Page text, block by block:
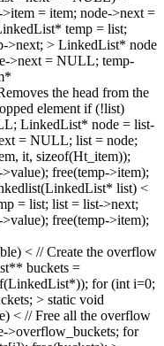
= item; node->next =
temp = list;
>next; > LinkedList* node
>next = NULL; temp-
the head from the
element if (!list)
LinkedList* node = list-
= NULL; list = node;
it, sizeof(Ht_item));
free(temp->item);
list) <
= list; list = list->next;
free(temp->item);
< // Create the overflow
buckets =
for (int i=0;
> static void
< // Free all the overflow
>overflow_buckets; for